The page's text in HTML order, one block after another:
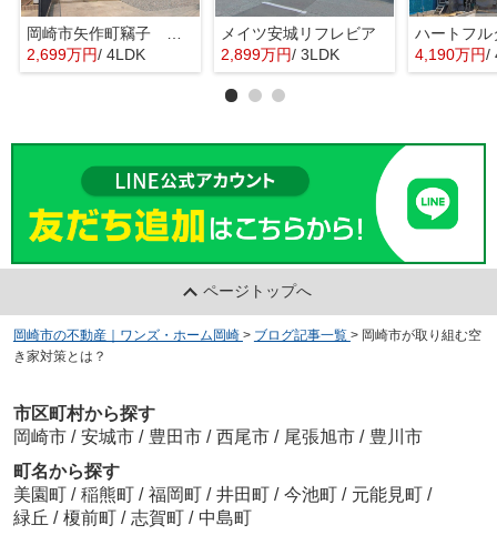
岡崎市矢作町竊子 戸建
2,699万円/ 4LDK
メイツ安城リフレビア
2,899万円/ 3LDK 4,190万円/
ページトップへ
岡崎市の不動産｜ワンズ・ホーム岡崎 > ブログ記事一覧 > 岡崎市が取り組む空
き家対策とは？
市区町村から探す
岡崎市 / 安城市 / 豊田市 / 西尾市 / 尾張旭市 / 豊川市
町名から探す
美園町 / 稲熊町 / 福岡町 / 井田町 / 今池町 / 元能見町 /
緑丘 / 榎前町 / 志賀町 / 中島町